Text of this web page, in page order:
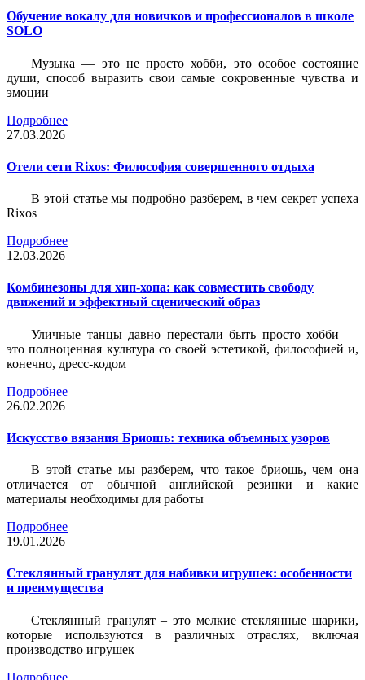
Обучение вокалу для новичков и профессионалов в школе
SOLO
Музыка — это не просто хобби, это особое состояние
души, способ выразить свои самые сокровенные чувства и
эмоции
Подробнее
27.03.2026
Отели сети Rixos: Философия совершенного отдыха
В этой статье мы подробно разберем, в чем секрет успеха
Rixos
Подробнее
12.03.2026
Комбинезоны для хип-хопа: как совместить свободу
движений и эффектный сценический образ
Уличные танцы давно перестали быть просто хобби —
это полноценная культура со своей эстетикой, философией и,
конечно, дресс-кодом
Подробнее
26.02.2026
Искусство вязания Бриошь: техника объемных узоров
В этой статье мы разберем, что такое бриошь, чем она
отличается от обычной английской резинки и какие
материалы необходимы для работы
Подробнее
19.01.2026
Стеклянный гранулят для набивки игрушек: особенности
и преимущества
Стеклянный гранулят – это мелкие стеклянные шарики,
которые используются в различных отраслях, включая
производство игрушек
Подробнее